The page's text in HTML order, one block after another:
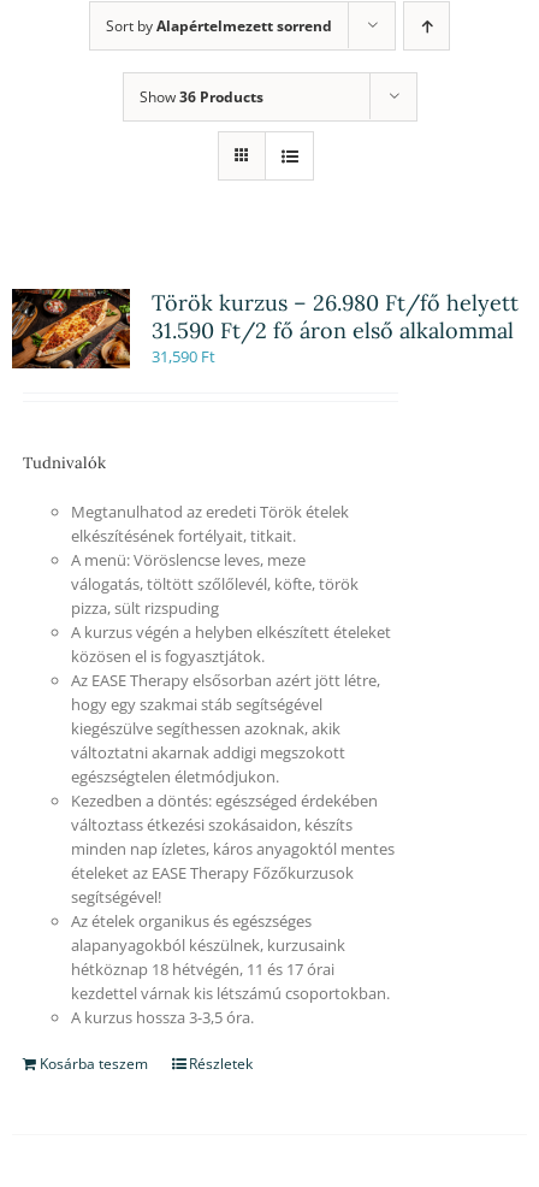
Sort byAlapértelmezett sorrend
Show36 Products
Török kurzus – 26.980 Ft/fő helyett
31.590 Ft/2 fő áron első alkalommal
31,590 Ft
Tudnivalók
Megtanulhatod az eredeti Török ételek
elkészítésének fortélyait, titkait.
A menü: Vöröslencse leves, meze
válogatás, töltött szőlőlevél, köfte, török
pizza, sült rizspuding
A kurzus végén a helyben elkészített ételeket
közösen el is fogyasztjátok.
Az EASE Therapy elsősorban azért jött létre,
hogy egy szakmai stáb segítségével
kiegészülve segíthessen azoknak, akik
változtatni akarnak addigi megszokott
egészségtelen életmódjukon.
Kezedben a döntés: egészséged érdekében
változtass étkezési szokásaidon, készíts
minden nap ízletes, káros anyagoktól mentes
ételeket az EASE Therapy Főzőkurzusok
segítségével!
Az ételek organikus és egészséges
alapanyagokból készülnek, kurzusaink
hétköznap 18 hétvégén, 11 és 17 órai
kezdettel várnak kis létszámú csoportokban.
A kurzus hossza 3-3,5 óra.
Kosárba teszem Részletek